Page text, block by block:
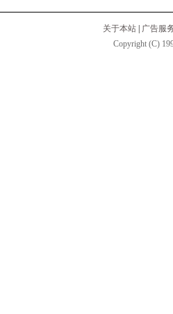
关于本站
广告服
Copyright (C)